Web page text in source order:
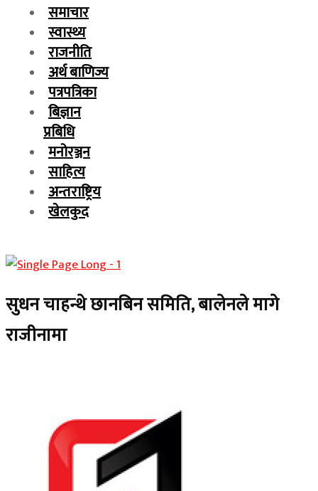
समाचार
स्वास्थ्य
राजनीति
अर्थ बाणिज्य
पत्रपत्रिका
बिज्ञान
प्रबिधि
मनोरञ्जन
साहित्य
अन्तराष्ट्रिय
खेलकुद
सुधन चाहन्थे छानबिन समिति, बालेनले मागे
राजीनामा